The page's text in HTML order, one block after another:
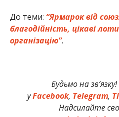
До теми: “Ярмарок від
благодійність, цікаві
організацію”.
Будьмо на
уFacebook, Telegram,
Надсилайте